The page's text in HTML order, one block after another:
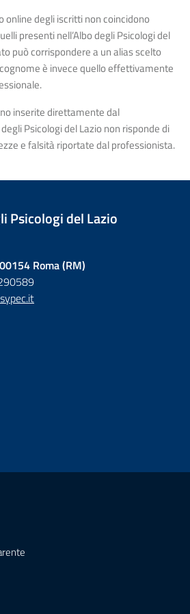
online degli iscritti non coincidono
presenti nell’Albo degli Psicologi del
può corrispondere a un alias scelto
è invece quello effettivamente
inserite direttamente dal
Psicologi del Lazio non risponde di
e falsità riportate dal professionista.
Psicologi del Lazio
Roma (RM)
tab)
- new tab)
- new tab)
scheda - new tab)